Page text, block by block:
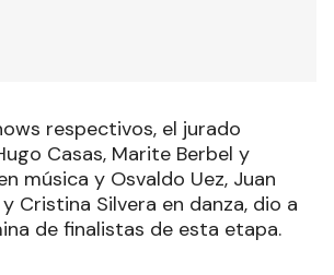
respectivos, el jurado
Casas, Marite Berbel y
música y Osvaldo Uez, Juan
Cristina Silvera en danza, dio a
de finalistas de esta etapa.